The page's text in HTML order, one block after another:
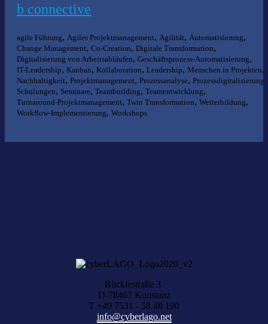
b connective
agile Führung, Agiles Projektmanagement, Agilität, Automatisierung,
Change Management, Co-Creation, Digitale Transformation,
Digitalisierung von Arbeitsabläufen, Geschäftsprozess-Automatisierung,
IT-Leadership, Kanban, Kollaboration, Leadership, Menschen in Projekten,
Nachhaltigkeit, Projektmanagement, Prozessanalyse, Prozessdigitalisierung
Schulungen, Seminare, Teambuilding, Teamentwicklung,
Turnaround-Projektmanagement, Twin Transformation, Weiterbildung,
Workflow-Implementierung, Workshops
Bücklestraße 3
D-78467 Konstanz
T +49 7531 - 58 48 190
info@cyberlago.net